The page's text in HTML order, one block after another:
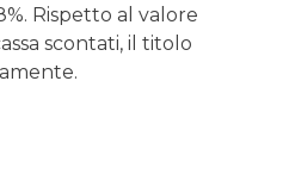
Rispetto al valore
scontati, il titolo